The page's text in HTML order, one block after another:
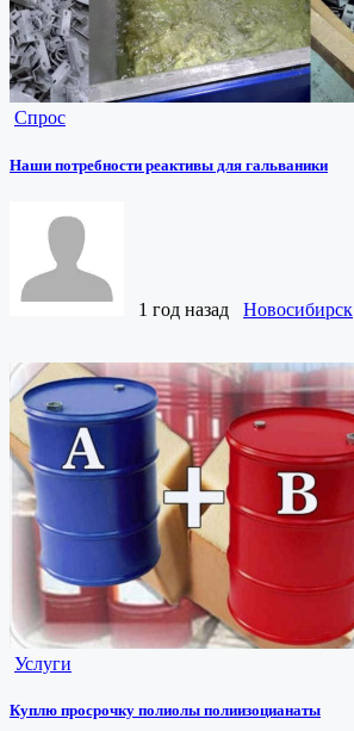
Спрос
Наши потребности реактивы для гальваники
1 год назад Новосибирск
Услуги
Куплю просрочку полиолы полиизоцианаты